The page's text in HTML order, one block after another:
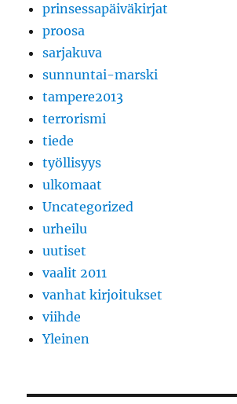
prinsessapäiväkirjat
proosa
sarjakuva
sunnuntai-marski
tampere2013
terrorismi
tiede
työllisyys
ulkomaat
Uncategorized
urheilu
uutiset
vaalit 2011
vanhat kirjoitukset
viihde
Yleinen